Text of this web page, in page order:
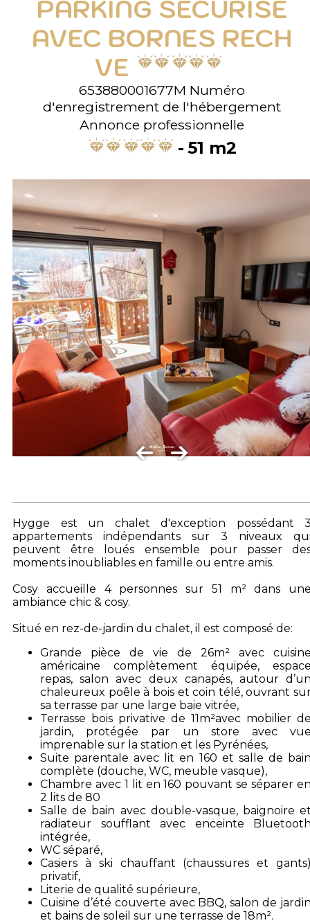
PARKING SÉCURISÉ
AVEC BORNES RECH
VE
653880001677M Numéro
d'enregistrement de l'hébergement
Annonce professionnelle
51 m2
Hygge est un chalet d'exception possédant
appartements indépendants sur 3 niveaux
peuvent être loués ensemble pour passer
moments inoubliables en famille ou entre amis.
Cosy accueille 4 personnes sur 51 m² dans
ambiance chic & cosy.
Situé en rez-de-jardin du chalet, il est composé de:
Grande pièce de vie de 26m² avec
américaine complètement équipée,
repas, salon avec deux canapés, autour
chaleureux poêle à bois et coin télé, ouvrant
sa terrasse par une large baie vitrée,
Terrasse bois privative de 11m²avec mobilier
jardin, protégée par un store avec
imprenable sur la station et les Pyrénées,
Suite parentale avec lit en 160 et salle de
complète (douche, WC, meuble vasque),
Chambre avec 1 lit en 160 pouvant se séparer
2 lits de 80
Salle de bain avec double-vasque, baignoire
radiateur soufflant avec enceinte
intégrée,
WC séparé,
Casiers à ski chauffant (chaussures et
privatif,
Literie de qualité supérieure,
Cuisine d’été couverte avec BBQ, salon de
et bains de soleil sur une terrasse de 18m².